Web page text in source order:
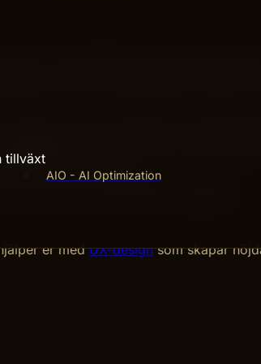
tillväxt
AIO - AI Optimization
av en framgångsrik digital
resa och interaktioner, medan
En genomtänkt UX-design
även om UX och UI är viktiga,
som helhet.
UI och CX? Kontakta oss gärna!
er medUX-designsom skapar